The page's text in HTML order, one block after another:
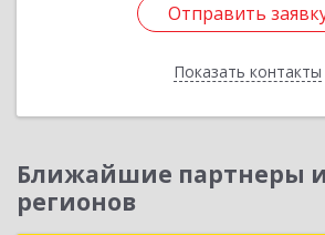
Отправить
Показать контакты
Отправить
Назад
Ближайшие партнеры
регионов